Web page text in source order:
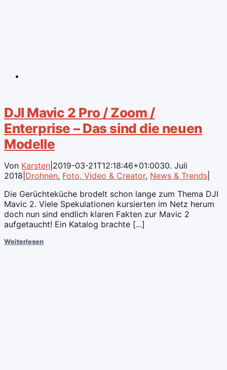
DJI Mavic 2 Pro / Zoom /
Enterprise – Das sind die neuen
Modelle
Von Karsten 2019-03-21T12:18:46+01:0030. Juli
2018 Drohnen, Foto, Video & Creator, News & Trends
Die Gerüchteküche brodelt schon lange zum Thema DJI
Mavic 2. Viele Spekulationen kursierten im Netz herum
doch nun sind endlich klaren Fakten zur Mavic 2
aufgetaucht! Ein Katalog brachte [...]
Weiterlesen